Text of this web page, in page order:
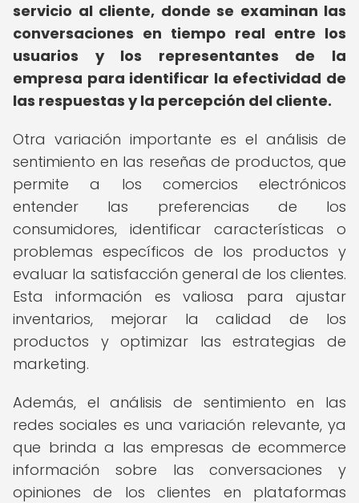
servicio al cliente, donde se examinan las
conversaciones en tiempo real entre los
usuarios y los representantes de la
empresa para identificar la efectividad de
las respuestas y la percepción del cliente.
Otra variación importante es el análisis de
sentimiento en las reseñas de productos, que
permite a los comercios electrónicos
entender las preferencias de los
consumidores, identificar características o
problemas específicos de los productos y
evaluar la satisfacción general de los clientes.
Esta información es valiosa para ajustar
inventarios, mejorar la calidad de los
productos y optimizar las estrategias de
marketing.
Además, el análisis de sentimiento en las
redes sociales es una variación relevante, ya
que brinda a las empresas de ecommerce
información sobre las conversaciones y
opiniones de los clientes en plataformas